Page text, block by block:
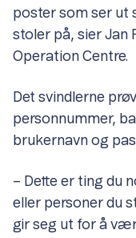
poster som ser ut
stoler på, sier Jan
Operation Centre.
Det svindlerne
personnummer,
brukernavn og
– Dette er ting du
eller personer du
gir seg ut for å